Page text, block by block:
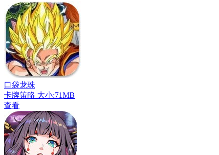
口袋龙珠
卡牌策略 大小:71MB
查看